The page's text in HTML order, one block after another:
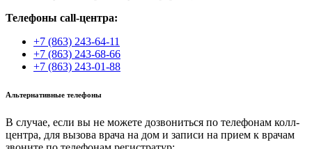
Телефоны call-центра:
+7 (863) 243-64-11
+7 (863) 243-68-66
+7 (863) 243-01-88
Альтернативные телефоны
В случае, если вы не можете дозвониться по телефонам колл-
центра, для вызова врача на дом и записи на прием к врачам